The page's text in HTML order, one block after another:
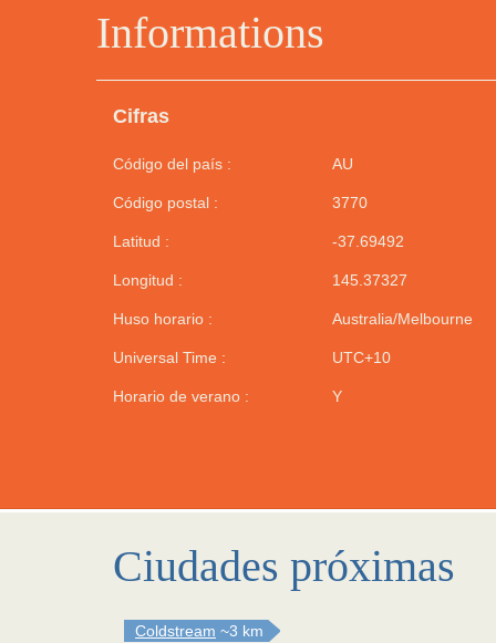
Informations
Cifras
Código del país : AU
Código postal : 3770
Latitud : -37.69492
Longitud : 145.37327
Huso horario : Australia/Melbourne
Universal Time : UTC+10
Horario de verano : Y
Ciudades próximas
Coldstream ~3 km